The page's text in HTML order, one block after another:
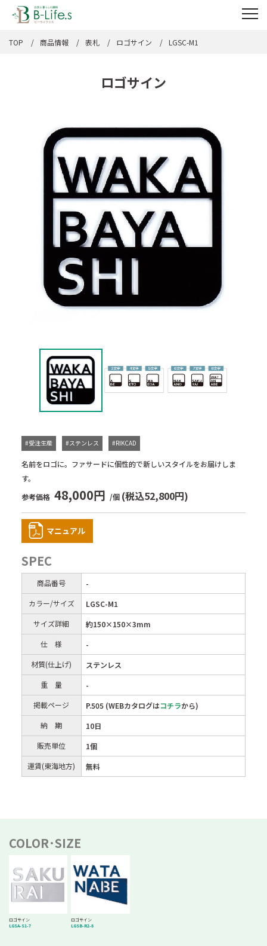
TOP 商品情報 表札 ロゴサイン LGSC-M1
ロゴサイン
名前をロゴに。ファサードに個性的で新しいスタイルをお届けしま
す。
#受注生産 #ステンレス #RIKCAD
参考価格 48,000円 /個 (税込52,800円)
マニュアル
SPEC
商品番号
-
カラー/サイズ
LGSC-M1
サイズ詳細
約150×150×3mm
仕 様
-
材質(仕上げ)
ステンレス
重 量
-
掲載ページ
P.505 (WEBカタログはコチラから)
納 期
10日
販売単位
1個
運賃(東海地方)
無料
COLOR･SIZE
ロゴサイン
LGSA-S1-7
ロゴサイン
LGSB-R2-8